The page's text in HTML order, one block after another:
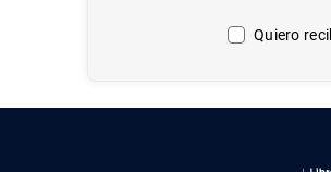
Quiero